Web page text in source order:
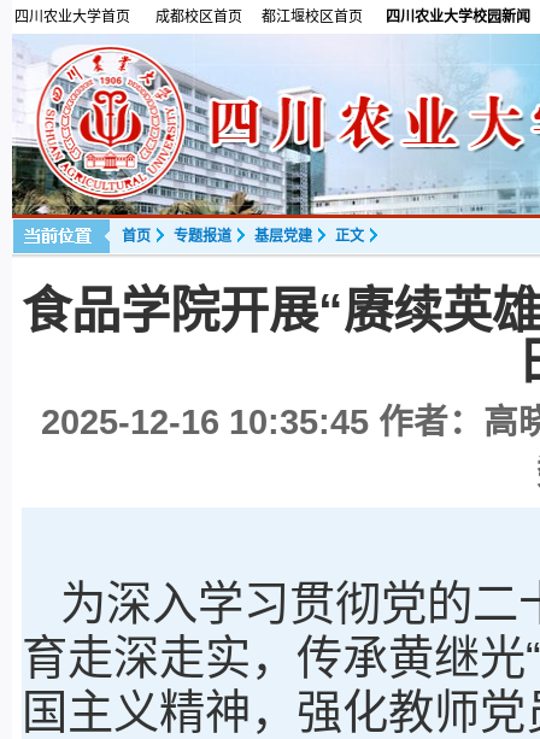
四川农业大学首页 成都校区首页 都江堰校区首页 四川农业大学校园新闻
首页 专题报道 基层党建 正文
食品学院开展“赓续英
2025-12-16 10:35:45作者：高
为深入学习贯彻党的
育走深走实，传承黄继光
国主义精神，强化教师